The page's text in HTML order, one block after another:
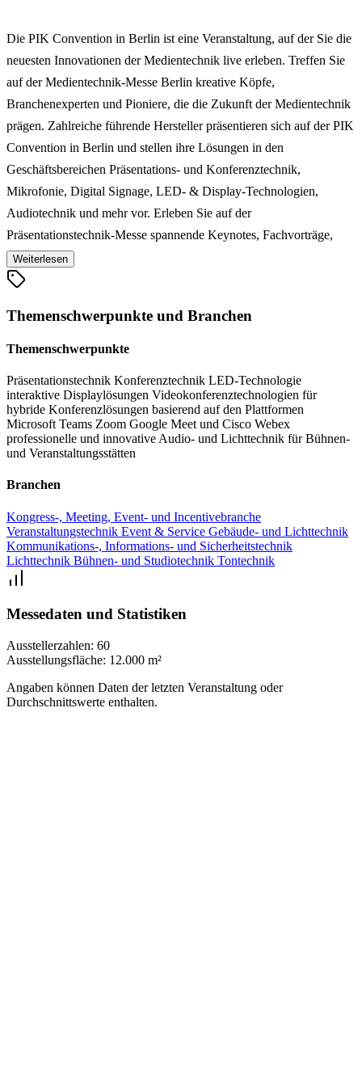
Die PIK Convention in Berlin ist eine Veranstaltung, auf der Sie die
neuesten Innovationen der Medientechnik live erleben. Treffen Sie
auf der Medientechnik-Messe Berlin kreative Köpfe,
Branchenexperten und Pioniere, die die Zukunft der Medientechnik
prägen. Zahlreiche führende Hersteller präsentieren sich auf der PIK
Convention in Berlin und stellen ihre Lösungen in den
Geschäftsbereichen Präsentations- und Konferenztechnik,
Mikrofonie, Digital Signage, LED- & Display-Technologien,
Audiotechnik und mehr vor. Erleben Sie auf der
Präsentationstechnik-Messe spannende Keynotes, Fachvorträge,
interaktive Workshops und das Themenwelten-Konzept, das
komplexe Lösungen in realistischen Anwendungsszenarien zeigt.
produktbezogene Fragen zu beantworten und fortschrittliche
Lösungen für medientechnische Herausforderungen vorzustellen.
ebenfalls bestens gesorgt. Nutzen Sie die Gelegenheit, um sich zu
vernetzen und auszutauschen. Die PIK Convention in Berlin bietet
Ihnen ein Erlebnis, das in Erinnerung bleiben wird.
Weiterlesen
Themenschwerpunkte und Branchen
Themenschwerpunkte
Präsentationstechnik Konferenztechnik LED-Technologie
interaktive Displaylösungen Videokonferenztechnologien für
hybride Konferenzlösungen basierend auf den Plattformen
Microsoft Teams Zoom Google Meet und Cisco Webex
professionelle und innovative Audio- und Lichttechnik für Bühnen-
und Veranstaltungsstätten
Branchen
Kongress-, Meeting, Event- und Incentivebranche
Veranstaltungstechnik Event & Service Gebäude- und Lichttechnik
Kommunikations-, Informations- und Sicherheitstechnik
Lichttechnik Bühnen- und Studiotechnik Tontechnik
Messedaten und Statistiken
Ausstellerzahlen: 60
Ausstellungsfläche: 12.000 m²
Angaben können Daten der letzten Veranstaltung oder
Durchschnittswerte enthalten.